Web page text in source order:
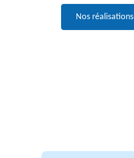
Nos réalisations